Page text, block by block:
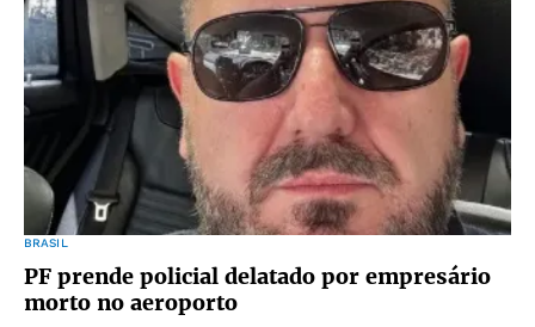
BRASIL
PF prende policial delatado por empresário
morto no aeroporto